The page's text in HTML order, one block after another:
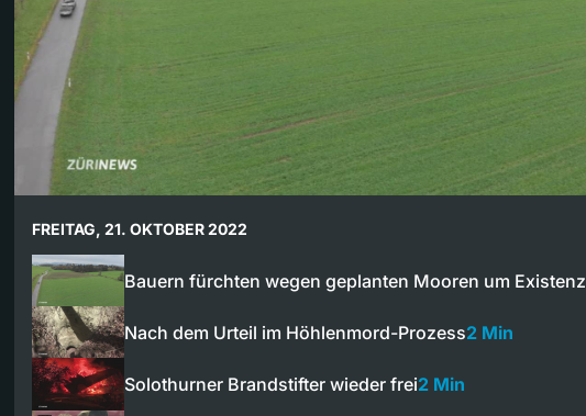
FREITAG, 21. OKTOBER 2022
Bauern fürchten wegen geplanten Mooren um Existenz
Nach dem Urteil im Höhlenmord-Prozess2 Min
Solothurner Brandstifter wieder frei2 Min